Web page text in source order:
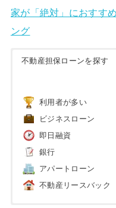
家が「絶対」におすす
ング
不動産担保ローンを探す
利用者が多い
ビジネスローン
即日融資
銀行
アパートローン
不動産リースバック